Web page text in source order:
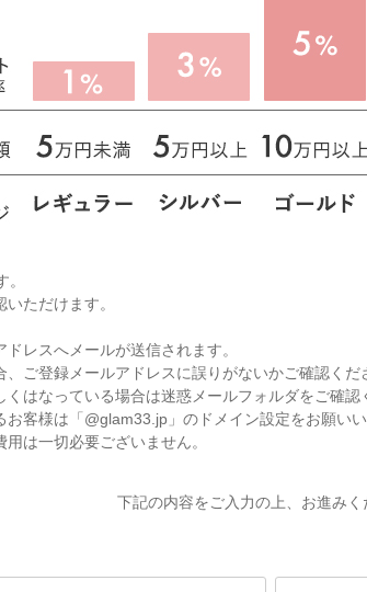
ただけます。
レスへメールが送信されます。
、ご登録メールアドレスに誤りがないかご確認くだ
くはなっている場合は迷惑メールフォルダをご確認
お客様は「@glam33.jp」のドメイン設定をお願いい
は一切必要ございません。
下記の内容をご入力の上、お進みく